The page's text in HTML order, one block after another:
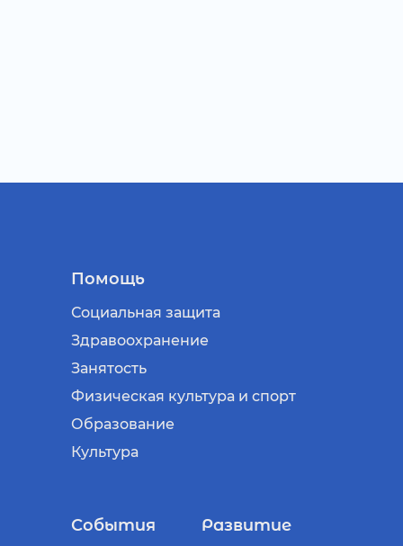
Помощь
Социальная защита
Здравоохранение
Занятость
Физическая культура и спорт
Образование
Культура
События Развитие